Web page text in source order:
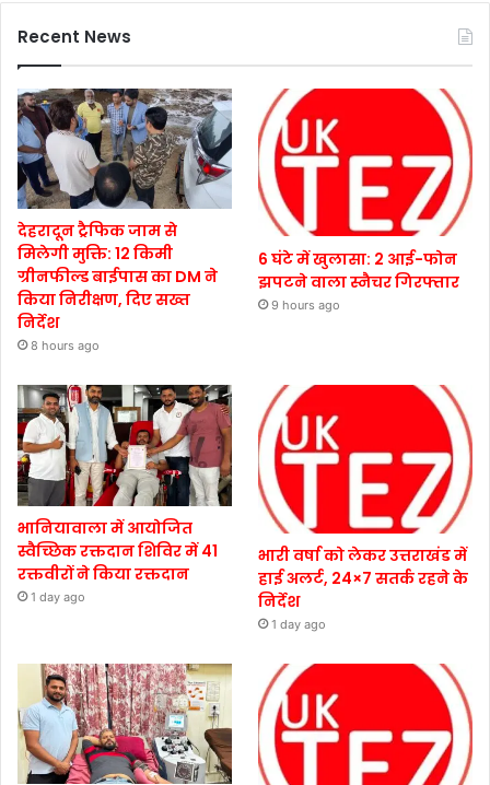
Recent News
देहरादून ट्रैफिक जाम से
मिलेगी मुक्ति: 12 किमी
ग्रीनफील्ड बाईपास का DM ने
किया निरीक्षण, दिए सख्त
निर्देश
8 hours ago
6 घंटे में खुलासा: 2 आई-फोन
झपटने वाला स्नैचर गिरफ्तार
9 hours ago
भानियावाला में आयोजित
स्वैच्छिक रक्तदान शिविर में 41
रक्तवीरों ने किया रक्तदान
1 day ago
भारी वर्षा को लेकर उत्तराखंड में
हाई अलर्ट, 24×7 सतर्क रहने के
निर्देश
1 day ago